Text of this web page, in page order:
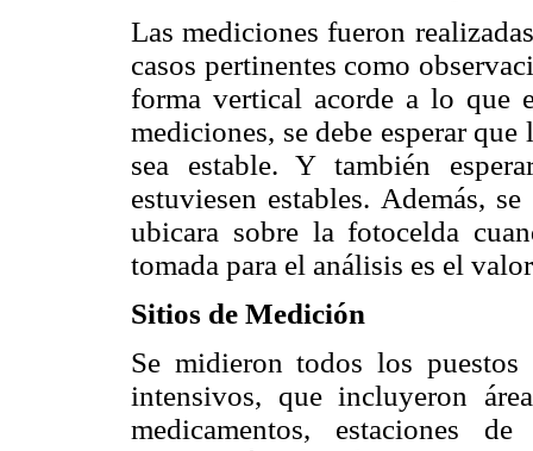
Las mediciones fueron
casos pertinentes como
forma vertical acorde a lo que
mediciones, se debe esperar
sea estable. Y también
estuviesen estables. Además,
ubicara sobre la fotocelda
tomada para el análisis es el
Sitios de Medición
Se midieron todos los
intensivos, que incluyeron
medicamentos, estaciones de